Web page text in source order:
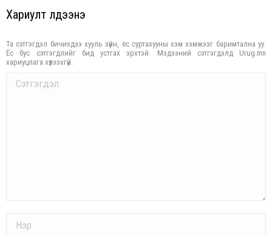
Хариулт үлдээнэ үү
Та сэтгэгдэл бичихдээ хууль зүйн, ёс суртахууны хэм хэмжээг баримтална уу.
Ёс бус сэтгэгдлийг бид устгах эрхтэй. Мэдээний сэтгэгдэлд Urug.mn
хариуцлага хүлээхгүй.
Comment